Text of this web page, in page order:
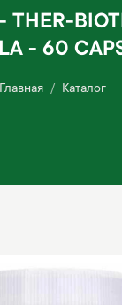
THER-
- 60
Главная Каталог